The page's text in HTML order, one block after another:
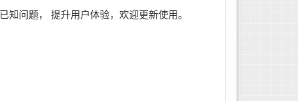
知问题， 提升用户体验， 欢迎更新使用。